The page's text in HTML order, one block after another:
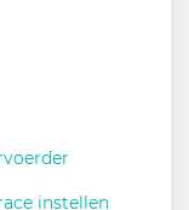
instellen